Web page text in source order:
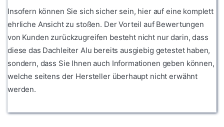
Insofern können Sie sich sicher sein, hier auf eine komplett
ehrliche Ansicht zu stoßen. Der Vorteil auf Bewertungen
von Kunden zurückzugreifen besteht nicht nur darin, dass
diese das Dachleiter Alu bereits ausgiebig getestet haben,
sondern, dass Sie Ihnen auch Informationen geben können,
welche seitens der Hersteller überhaupt nicht erwähnt
werden.